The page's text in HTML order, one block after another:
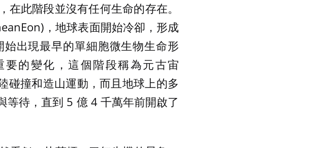
此階段並沒有任何生命的存在。
，地球表面開始冷卻，形成
出現最早的單細胞微生物生命形
的變化，這個階段稱為元古宙
碰撞和造山運動，而且地球上的多
等待，直到 5 億 4 千萬年前開啟了